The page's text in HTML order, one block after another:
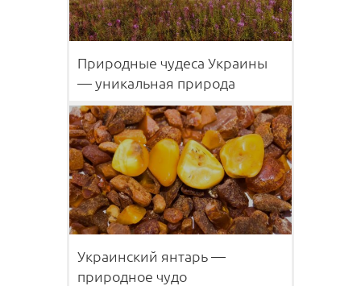
Природные чудеса Украины
— уникальная природа
Украинский янтарь —
природное чудо